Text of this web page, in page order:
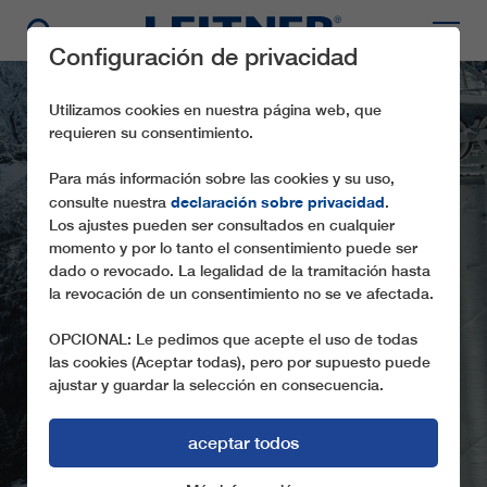
GD10 CARBONERA
Configuración de privacidad
Utilizamos cookies en nuestra página web, que
requieren su consentimiento.
Para más información sobre las cookies y su uso,
consulte nuestra declaración sobre privacidad.
Los ajustes pueden ser consultados en cualquier
momento y por lo tanto el consentimiento puede ser
dado o revocado. La legalidad de la tramitación hasta
la revocación de un consentimiento no se ve afectada.
OPCIONAL: Le pedimos que acepte el uso de todas
las cookies (Aceptar todas), pero por supuesto puede
ajustar y guardar la selección en consecuencia.
aceptar todos